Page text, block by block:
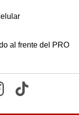
al frente del PRO